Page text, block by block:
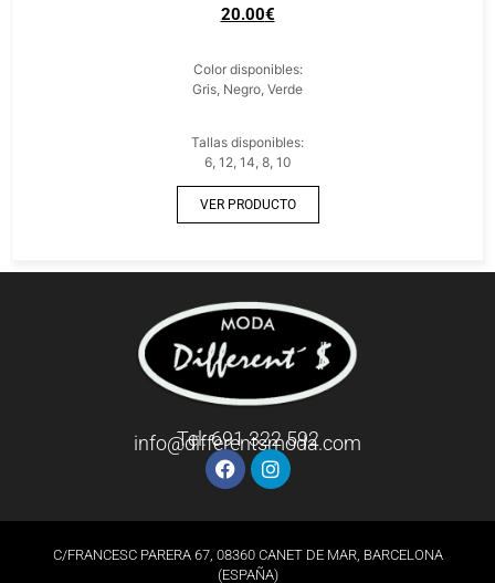
20.00€
Color disponibles:
Gris, Negro, Verde
Tallas disponibles:
6, 12, 14, 8, 10
VER PRODUCTO
Tel: 691 322 592
info@differentsmoda.com
C/FRANCESC PARERA 67, 08360 CANET DE MAR, BARCELONA
(ESPAÑA)